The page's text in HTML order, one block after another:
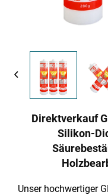
Direktverkauf
Silikon-
Unser hochwertiger